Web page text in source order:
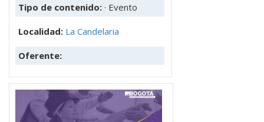
Tipo de contenido: · Evento
Localidad: La Candelaria
Oferente: